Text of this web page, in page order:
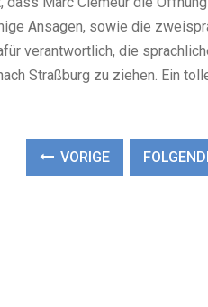
Ansagen, sowie die
verantwortlich, die
Straßburg zu ziehen. Ein
VORIGE